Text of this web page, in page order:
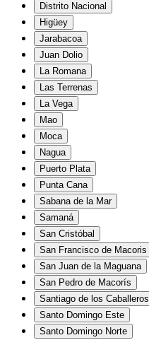
Distrito Nacional
Higüey
Jarabacoa
Juan Dolio
La Romana
Las Terrenas
La Vega
Mao
Moca
Nagua
Puerto Plata
Punta Cana
Sabana de la Mar
Samaná
San Cristóbal
San Francisco de Macoris
San Juan de la Maguana
San Pedro de Macorís
Santiago de los Caballeros
Santo Domingo Este
Santo Domingo Norte